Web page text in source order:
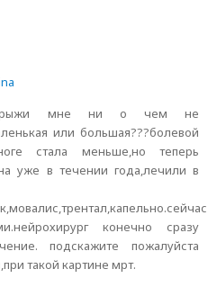
грыжи мне ни о чем не
или большая???болевой
стала меньше,но теперь
уже в течении года,лечили в
конечно сразу
подскажите пожалуйста
такой картине мрт.